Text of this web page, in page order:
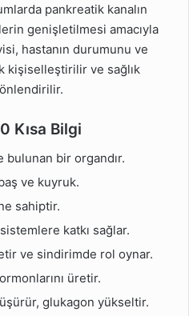
pankreatik kanalın
genişletilmesi amacıyla
hastanın durumunu ve
kişiselleştirilir ve sağlık
Kısa Bilgi
bulunan bir organdır.
ve kuyruk.
sahiptir.
katkı sağlar.
ve sindirimde rol oynar.
üretir.
glukagon yükseltir.